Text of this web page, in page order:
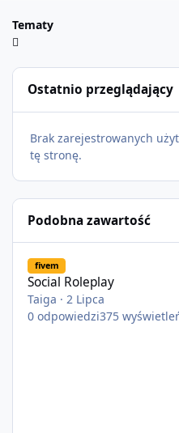
Tematy
Ostatnio przeglądający
Brak zarejestrowanych
tę stronę.
Podobna zawartość
fivem
Social Roleplay
Taiga · 2 Lipca
0 odpowiedzi375